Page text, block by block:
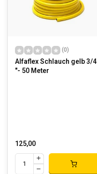
(0)
Alfaflex Schlauch gelb 3/4
"- 50 Meter
125,00